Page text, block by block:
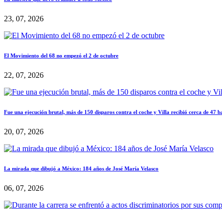
23, 07, 2026
El Movimiento del 68 no empezó el 2 de octubre
22, 07, 2026
Fue una ejecución brutal, más de 150 disparos contra el coche y Villa recibió cerca de 47
20, 07, 2026
La mirada que dibujó a México: 184 años de José María Velasco
06, 07, 2026